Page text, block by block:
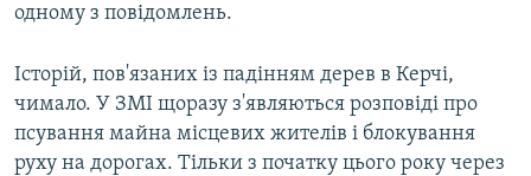
одному з повідомлень.
Історій, пов'язаних із падінням дерев в Керчі,
чимало. У ЗМІ щоразу з'являються розповіді про
псування майна місцевих жителів і блокування
руху на дорогах. Тільки з початку цього року через